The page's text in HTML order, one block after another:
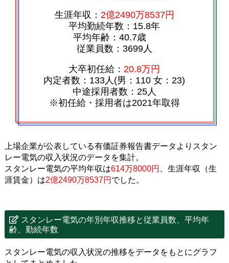
生涯年収： 2億2490万8537円
平均勤続年数：15.8年
平均年齢：40.7歳
従業員数：3699人
大卒初任給： 20.8万円
内定者数：133人(男：110 女：23)
中途採用者数：25人
※初任給・採用者は2021年取得
上場企業が公表している有価証券報告書データよりスタン
レー電気の収入状況のデータを集計。
スタンレー電気の平均年収は614万8000円
、生涯年収（生
涯賃金）は2億2490万8537円 でした。
スタンレー電気の年別年収推移と従業員数、平均年
齢、勤続年数
スタンレー電気の収入状況の推移をデータをもとにグラフ